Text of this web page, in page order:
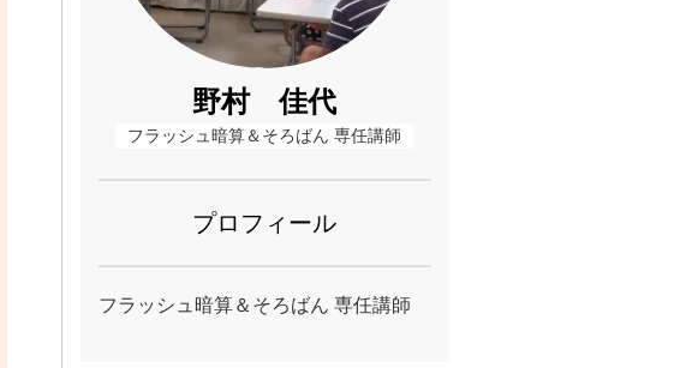
野村 佳代
フラッシュ暗算＆そろばん 専任講師
プロフィール
フラッシュ暗算＆そろばん 専任講師